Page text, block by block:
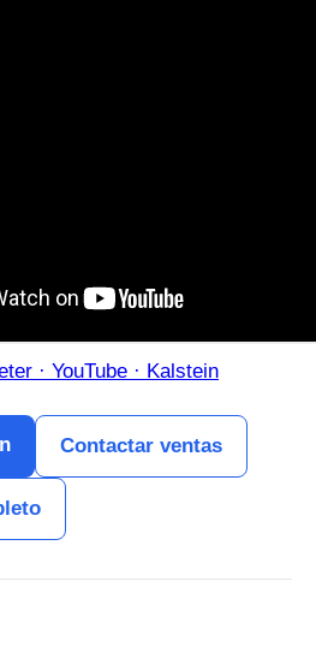
· YouTube · Kalstein
Contactar ventas